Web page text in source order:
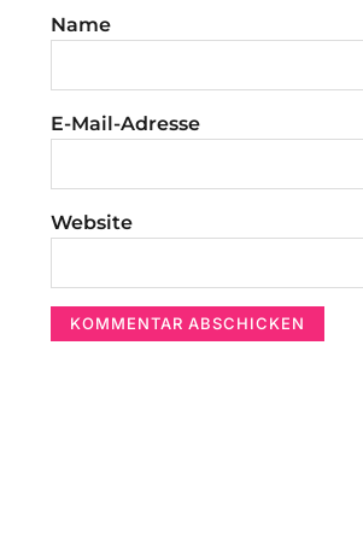
Name
E-Mail-Adresse
Website